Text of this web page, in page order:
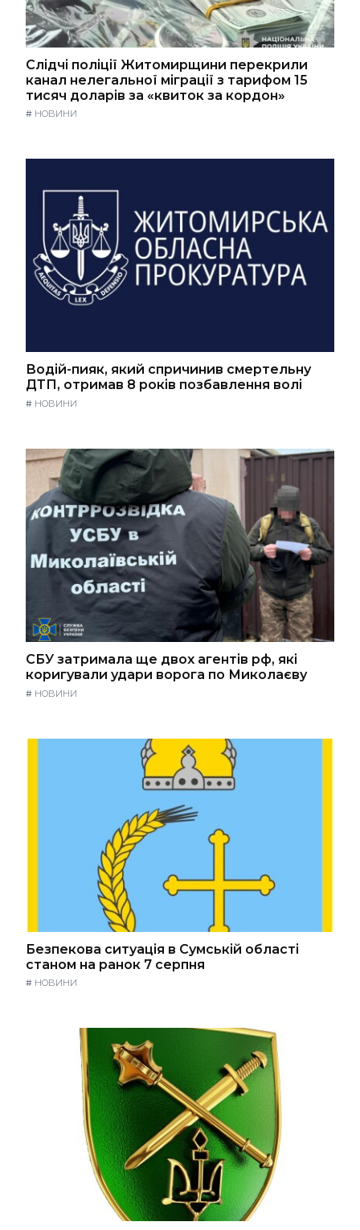
Слідчі поліції Житомирщини перекрили
канал нелегальної міграції з тарифом 15
тисяч доларів за «квиток за кордон»
# НОВИНИ
Водій-пияк, який спричинив смертельну
ДТП, отримав 8 років позбавлення волі
# НОВИНИ
СБУ затримала ще двох агентів рф, які
коригували удари ворога по Миколаєву
# НОВИНИ
Безпекова ситуація в Сумській області
станом на ранок 7 серпня
# НОВИНИ